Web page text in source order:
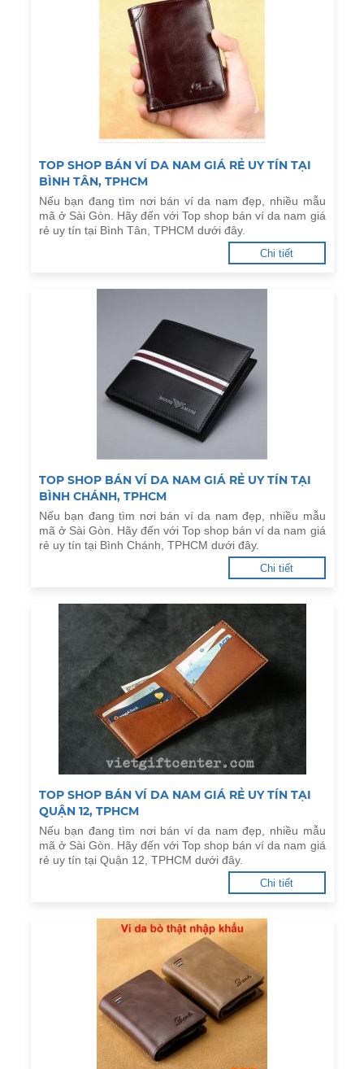
TOP SHOP BÁN VÍ DA NAM GIÁ RẺ UY TÍN TẠI
BÌNH TÂN, TPHCM
Nếu bạn đang tìm nơi bán ví da nam đẹp, nhiều mẫu
mã ở Sài Gòn. Hãy đến với Top shop bán ví da nam giá
rẻ uy tín tại Bình Tân, TPHCM dưới đây.
Chi tiết
TOP SHOP BÁN VÍ DA NAM GIÁ RẺ UY TÍN TẠI
BÌNH CHÁNH, TPHCM
Nếu bạn đang tìm nơi bán ví da nam đẹp, nhiều mẫu
mã ở Sài Gòn. Hãy đến với Top shop bán ví da nam giá
rẻ uy tín tại Bình Chánh, TPHCM dưới đây.
Chi tiết
TOP SHOP BÁN VÍ DA NAM GIÁ RẺ UY TÍN TẠI
QUẬN 12, TPHCM
Nếu bạn đang tìm nơi bán ví da nam đẹp, nhiều mẫu
mã ở Sài Gòn. Hãy đến với Top shop bán ví da nam giá
rẻ uy tín tại Quận 12, TPHCM dưới đây.
Chi tiết